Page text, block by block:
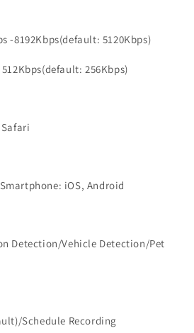
-8192Kbps(default: 5120Kbps)
256Kbps)
iOS, Android
Detection/Vehicle Detection/Pet
Schedule Recording